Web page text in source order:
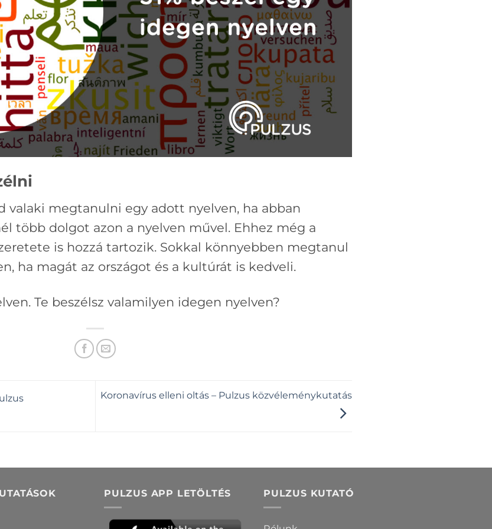
valaki megtanulni egy adott nyelven, ha abban
több dolgot azon a nyelven művel. Ehhez még a
is hozzá tartozik. Sokkal könnyebben megtanul
ha magát az országot és a kultúrát is kedveli.
Te beszélsz valamilyen idegen nyelven?
Koronavírus elleni oltás – Pulzus közvéleménykutatás
PULZUS APP LETÖLTÉS PULZUS KUTATÓ